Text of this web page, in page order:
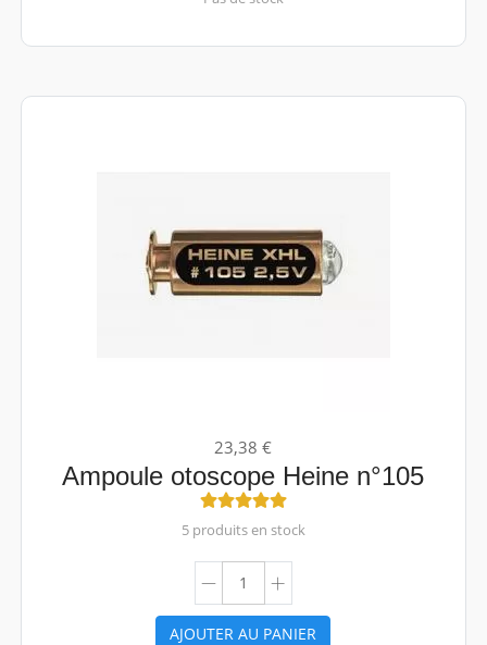
23,38 €
Ampoule otoscope Heine n°105
5 produits en stock
AJOUTER AU PANIER